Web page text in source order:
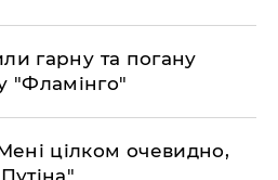
гарну та погану
"Фламінго"
цілком очевидно,